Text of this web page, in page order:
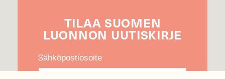
TILAA SUOMEN
LUONNON UUTIS­KIRJE
Sähköpostiosoite